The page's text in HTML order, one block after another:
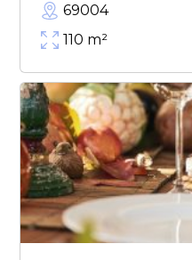
69004
110 m²